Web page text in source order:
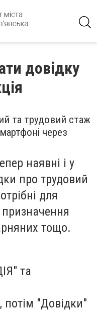
довідку
та трудовий стаж
через
наявні і у
про трудовий
для
тощо.
та
потім "Довідки"